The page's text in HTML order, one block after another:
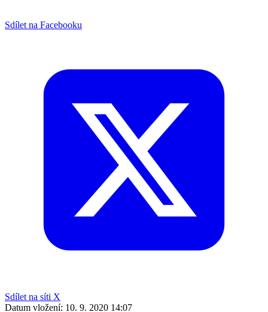
Sdílet na Facebooku
Sdílet na síti X
Datum vložení: 10. 9. 2020 14:07